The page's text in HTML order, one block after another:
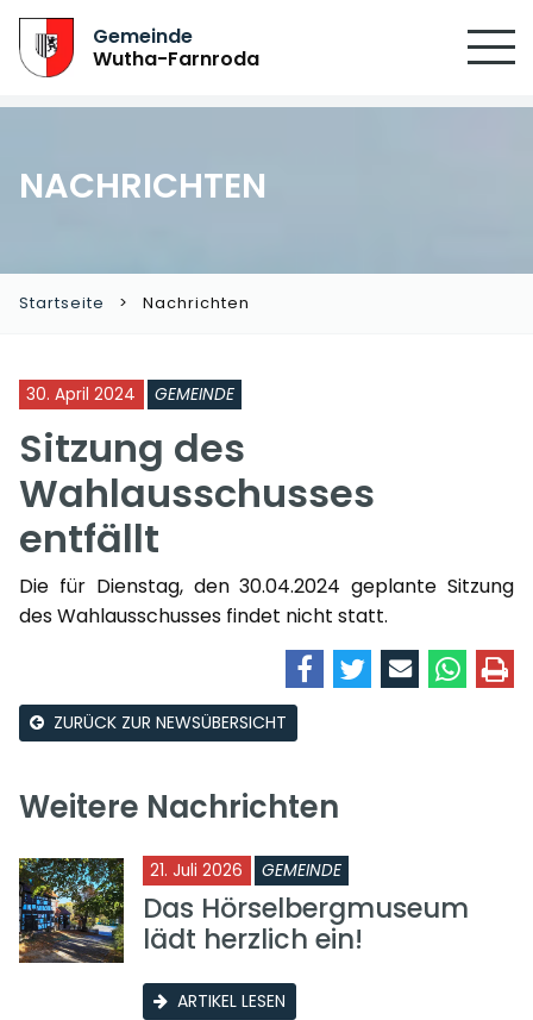
Gemeinde
Wutha-Farnroda
NACHRICHTEN
Startseite Nachrichten
30. April 2024 GEMEINDE
Sitzung des
Wahlausschusses
entfällt
Die für Dienstag, den 30.04.2024 geplante Sitzung
des Wahlausschusses findet nicht statt.
ZURÜCK ZUR NEWSÜBERSICHT
Weitere Nachrichten
21. Juli 2026 GEMEINDE
Das Hörselbergmuseum
lädt herzlich ein!
ARTIKEL LESEN